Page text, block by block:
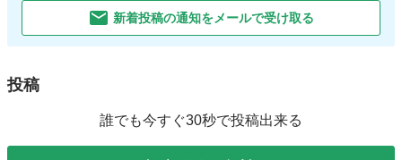
新着投稿の通知をメールで受け取る
投稿
誰でも今すぐ30秒で投稿出来る